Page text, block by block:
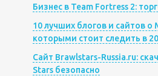
Бизнес в Team Fortress 2:
10 лучших блогов и сайтов о
которыми стоит следить в
Сайт Brawlstars-Russia.ru:
Stars безопасно